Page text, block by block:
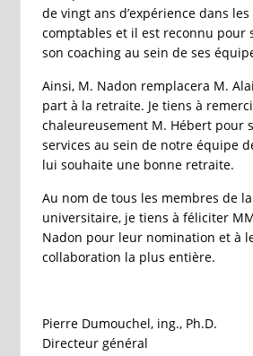
de vingt ans d’expérience dans les
comptables et il est reconnu pour
son coaching au sein de ses
Ainsi, M. Nadon remplacera M.
part à la retraite. Je tiens à
chaleureusement M. Hébert pour
services au sein de notre équipe
lui souhaite une bonne retraite.
Au nom de tous les membres de
universitaire, je tiens à féliciter
Nadon pour leur nomination et à
collaboration la plus entière.
Pierre Dumouchel, ing., Ph.D.
Directeur général